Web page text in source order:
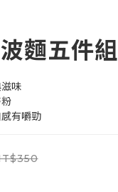
麵五件組
味
有嚼勁